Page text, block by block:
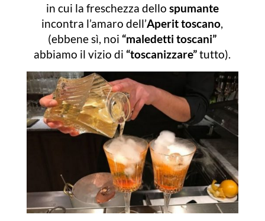
in cui la freschezza dello spumante
incontra l’amaro dell’Aperit toscano,
(ebbene sì, noi “maledetti toscani”
abbiamo il vizio di “toscanizzare”tutto).